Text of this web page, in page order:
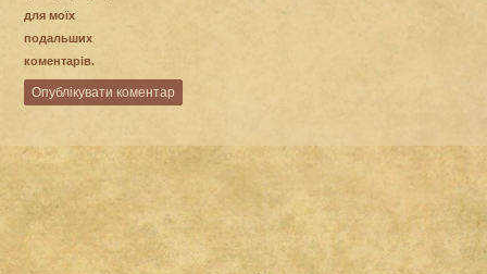
для моїх
подальших
коментарів.